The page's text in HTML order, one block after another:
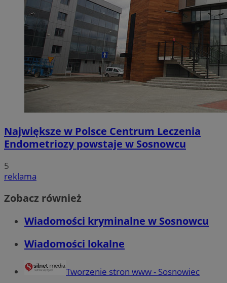
Największe w Polsce Centrum Leczenia
Endometriozy powstaje w Sosnowcu
5
reklama
Zobacz również
Wiadomości kryminalne w Sosnowcu
Wiadomości lokalne
Tworzenie stron www - Sosnowiec